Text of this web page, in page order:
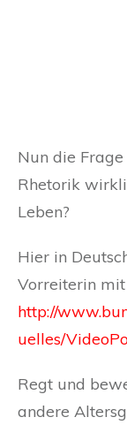
Nun die
Rhetorik
Leben?
Hier in
Vorreiterin
http://
uelles/
Regt und
andere